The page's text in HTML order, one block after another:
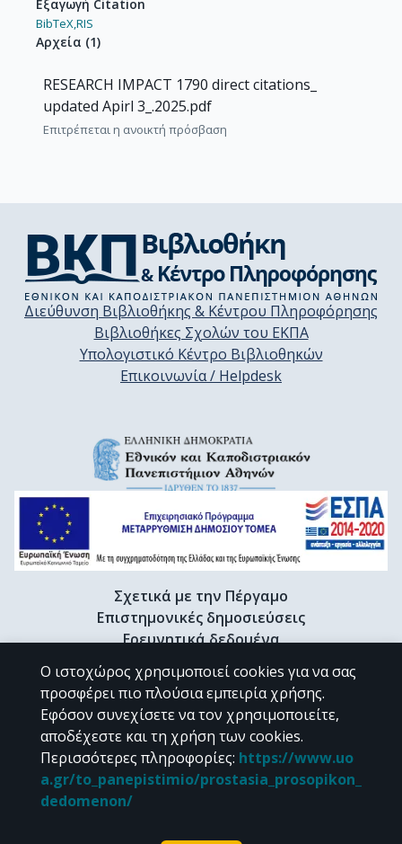
Εξαγωγή Citation
BibTeX, RIS
Αρχεία (1)
RESEARCH IMPACT 1790 direct citations_
updated Apirl 3_.2025.pdf
Επιτρέπεται η ανοικτή πρόσβαση
Διεύθυνση Βιβλιοθήκης & Κέντρου Πληροφόρησης
Βιβλιοθήκες Σχολών του ΕΚΠΑ
Υπολογιστικό Κέντρο Βιβλιοθηκών
Επικοινωνία / Helpdesk
Σχετικά με την Πέργαμο
Επιστημονικές δημοσιεύσεις
Ερευνητικά δεδομένα
Διδακτορικές διατριβές & Γκρίζα βιβλιογραφία
Προφίλ Ερευνητή
CC BY-NC 4.0
Εκτός αν αναφέρεται διαφορετικά, το υλικό της "Περγάμου" διατίθεται
Ο ιστοχώρος χρησιμοποιεί cookies για να σας
προσφέρει πιο πλούσια εμπειρία χρήσης.
Εφόσον συνεχίσετε να τον χρησιμοποιείτε,
αποδέχεστε και τη χρήση των cookies.
Περισσότερες πληροφορίες: https://www.uo
a.gr/to_panepistimio/prostasia_prosopikon_
dedomenon/